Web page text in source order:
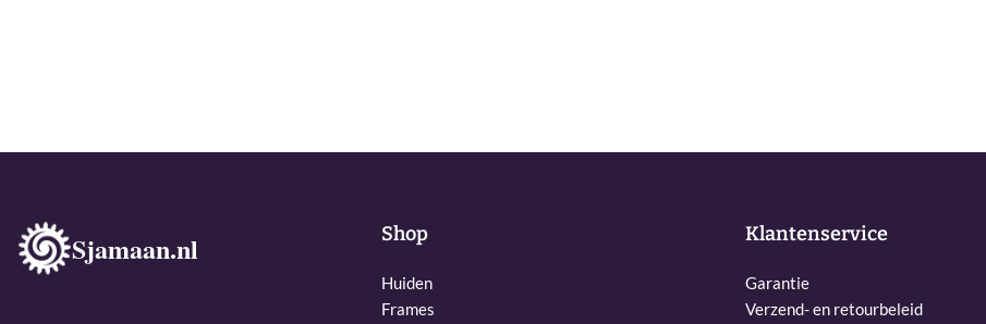
Sjamaan.nl Shop
Huiden
Frames
Klantenservice
Garantie
Verzend- en retourbeleid